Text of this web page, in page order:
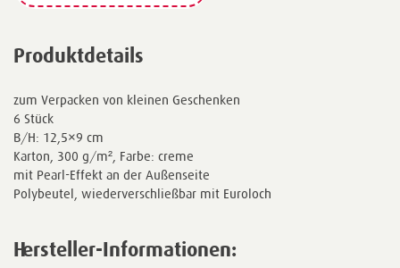
Produktdetails
zum Verpacken von kleinen Geschenken
6 Stück
B/H: 12,5×9 cm
Karton, 300 g/m², Farbe: creme
mit Pearl-Effekt an der Außenseite
Polybeutel, wiederverschließbar mit Euroloch
Hersteller-Informationen: